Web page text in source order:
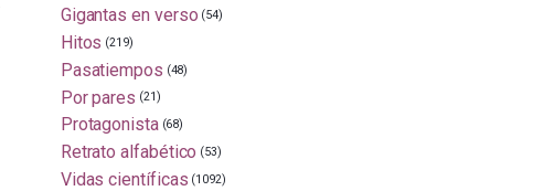
Gigantas en verso (54)
Hitos (219)
Pasatiempos (48)
Por pares (21)
Protagonista (68)
Retrato alfabético (53)
Vidas científicas (1092)